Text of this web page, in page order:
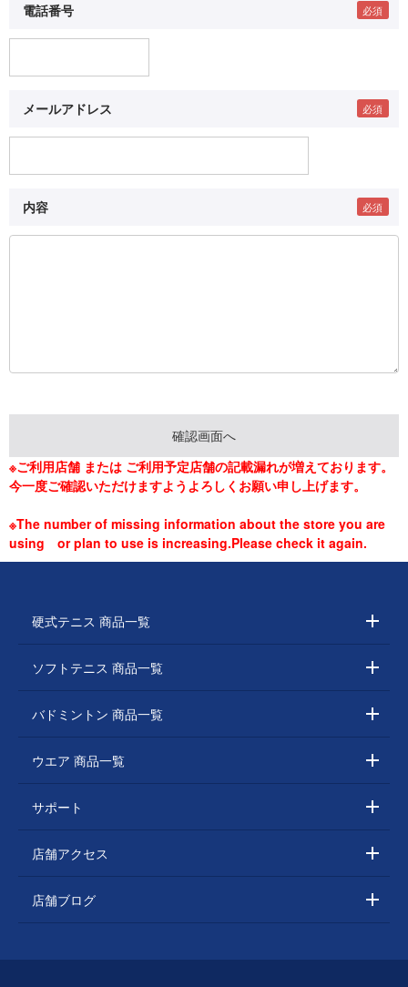
電話番号
メールアドレス
内容
※ご利用店舗 または ご利用予定店舗の記載漏れが増えております。
今一度ご確認いただけますようよろしくお願い申し上げます。
※The number of missing information about the store you are
using or plan to use is increasing.Please check it again.
硬式テニス 商品一覧
ソフトテニス 商品一覧
バドミントン 商品一覧
ウエア 商品一覧
サポート
店舗アクセス
店舗ブログ